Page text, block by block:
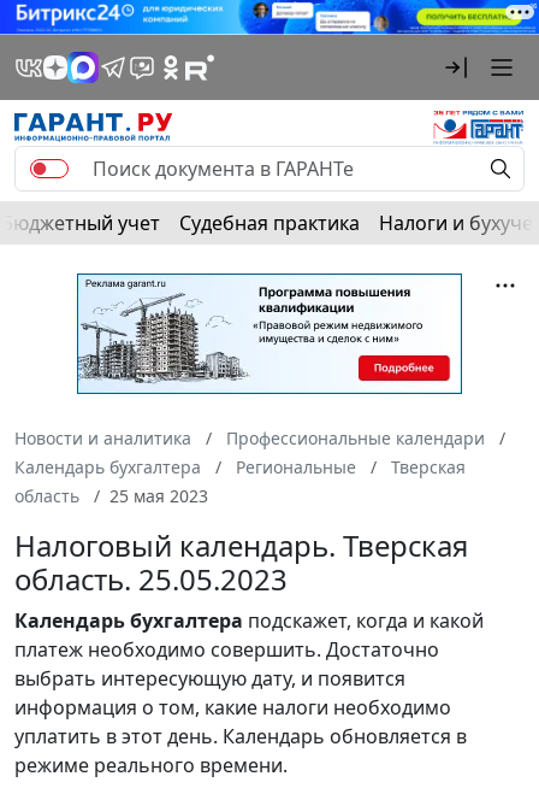
Бюджетный учет Судебная практика Налоги и
Новости и аналитика
Профессиональные календари
Календарь бухгалтера
Региональные
Тверская
область
25 мая 2023
Налоговый календарь. Тверская
область. 25.05.2023
Календарьбухгалтера подскажет, когда и какой
платеж необходимо совершить. Достаточно
выбрать интересующую дату, и появится
информация о том, какие налоги необходимо
уплатить в этот день. Календарь обновляется в
режиме реального времени.